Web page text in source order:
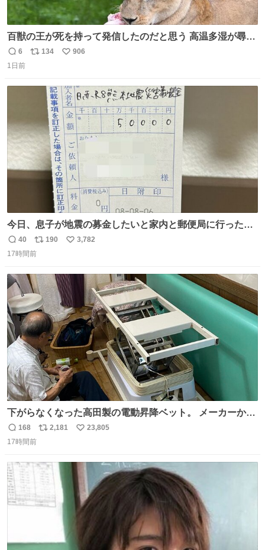
百獣の王が死を持って発信したのだと思う 高温多湿が尋常
でない日本の夏 どうか早急に飼育の環境を見直して 動物の
命を護ってください…と 治療中のライオンが助かりますよ
動物公園にて 残念ながら個体の識別は出来ません
返
信
6
リ
134
い
数
906
1日前
今日、息子が地震の募金したいと家内と郵便局に行ったみ
たいです。おもちゃとか買う選択肢もあったと思うけど、
自分で貯めてた2万円を役に立てて欲しい、みんなも元気
かできたらなぁと思いました。
返
信
40
リ
ポ
ト
数
190
い
数
3,782
17時間前
下がらなくなった高田製の電動昇降ベット。 メーカーから
は、完全に見放されたんですが、 見事に85歳の父が治しま
した。 うちの父は、トヨタカローラのボディをオート生産
の配線をハンダで修理している横で、
返
信
168
リ
ト
2,181
い
23,805
17時間前